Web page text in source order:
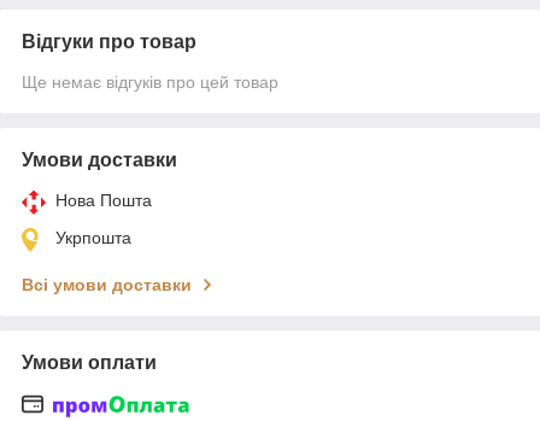
Відгуки про товар
Ще немає відгуків про цей товар
Умови доставки
Нова Пошта
Укрпошта
Всі умови доставки
Умови оплати